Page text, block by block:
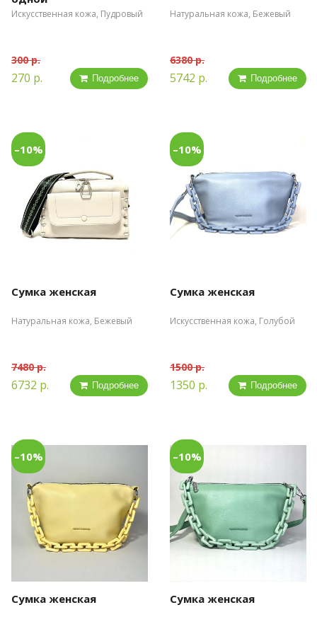
Искусственная кожа, Пудровый
300 р.
270 р. Подробнее
Натуральная кожа, Бежевый
6380 р.
5742 р. Подробнее
–10%
Сумка женская
Натуральная кожа, Бежевый
7480 р.
6732 р. Подробнее
–10%
Сумка женская
Искусственная кожа, Голубой
1500 р.
1350 р. Подробнее
–10%
Сумка женская
–10%
Сумка женская